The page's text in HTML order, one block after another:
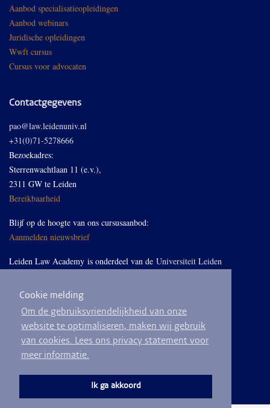
Cookie melding
Om de gebruiksvriendelijkheid van onze
website te optimaliseren, maken wij gebruik
van cookies. Lees ons privacy statement voor
meer informatie.
Ik ga akkoord
Aanbod specialisatieopleidingen
Aanbod webinars
Juridische opleidingen
Wwft cursus
Cursus voor advocaten
Contactgegevens
pao@law.leidenuniv.nl
+31(0)71-5278666
Bezoekadres:
Sterrenwachtlaan 11 (e.v.),
2311 GW te Leiden
Bereikbaarheid
Blijf op de hoogte van ons cursusaanbod:
Aanmelden nieuwsbrief
Leiden Law Academy is onderdeel van de Universiteit Leiden
Volg ons op LinkedIn
© 2026
Privacyverklaring
Algemene voorwaarden
Sitemap